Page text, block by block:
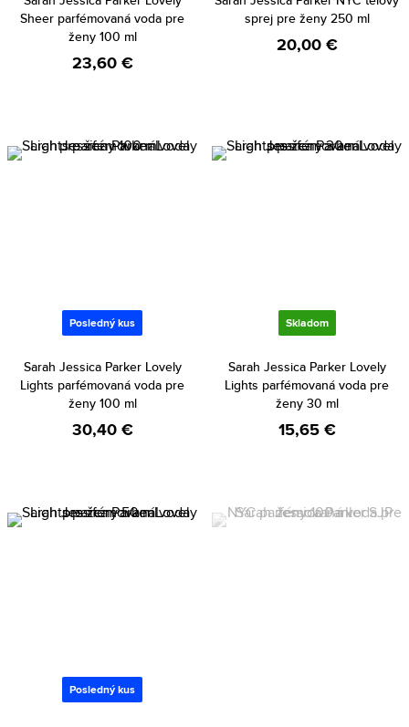
Sheer parfémovaná voda pre
ženy 100 ml
23,60 €
sprej pre ženy 250 ml
20,00 €
Posledný kus
Sarah Jessica Parker Lovely
Lights parfémovaná voda pre
ženy 100 ml
30,40 €
Skladom
Sarah Jessica Parker Lovely
Lights parfémovaná voda pre
ženy 30 ml
15,65 €
Posledný kus